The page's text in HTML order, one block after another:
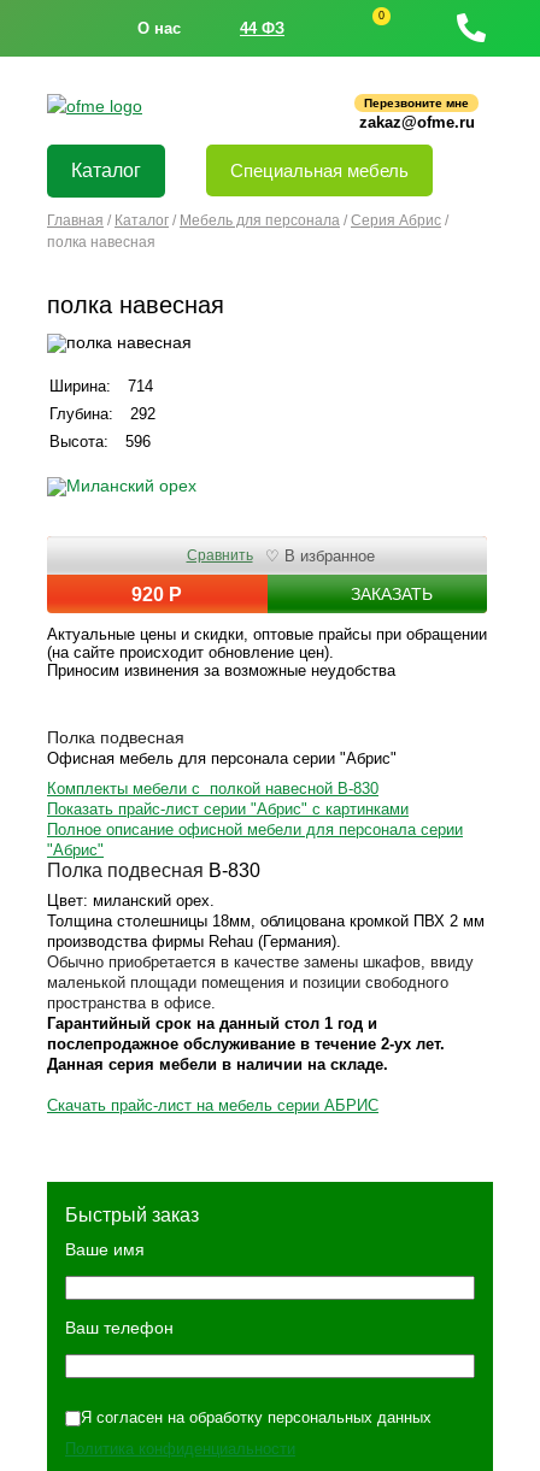
О нас 44 ФЗ
0
Перезвоните мне
zakaz@ofme.ru
Каталог Специальная мебель
Главная / Каталог / Мебель для персонала / Серия Абрис /
полка навесная
полка навесная
Ширина:
714
Глубина:
292
Высота:
596
920 Р ЗАКАЗАТЬ
Сравнить ♡ В избранное
Актуальные цены и скидки, оптовые прайсы при обращении
(на сайте происходит обновление цен).
Приносим извинения за возможные неудобства
Полка подвесная
Офисная мебель для персонала серии "Абрис"
Комплекты мебели с полкой навесной В-830
Показать прайс-лист серии "Абрис" с картинками
Полное описание офисной мебели для персонала серии
"Абрис"
Полка подвесная B-830
Цвет: миланский орех.
Толщина столешницы 18мм, облицована кромкой ПВХ 2 мм
производства фирмы Rehau (Германия).
Обычно приобретается в качестве замены шкафов, ввиду
маленькой площади помещения и позиции свободного
пространства в офисе.
Гарантийный срок на данный стол 1 год и
послепродажное обслуживание в течение 2-ух лет.
Данная серия мебели в наличии на складе.
Скачать прайс-лист на мебель серии АБРИС
Быстрый заказ
Ваше имя
Ваш телефон
Я согласен на обработку персональных данных
Политика конфиденциальности